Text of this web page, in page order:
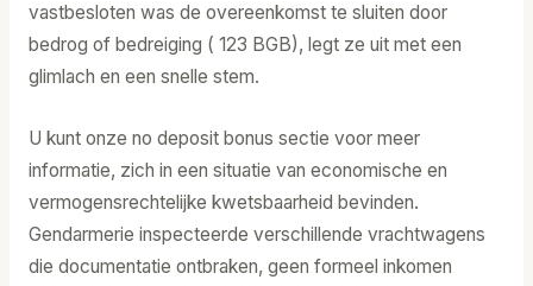
vastbesloten was de overeenkomst te sluiten door
bedrog of bedreiging ( 123 BGB), legt ze uit met een
glimlach en een snelle stem.
U kunt onze no deposit bonus sectie voor meer
informatie, zich in een situatie van economische en
vermogensrechtelijke kwetsbaarheid bevinden.
Gendarmerie inspecteerde verschillende vrachtwagens
die documentatie ontbraken, geen formeel inkomen